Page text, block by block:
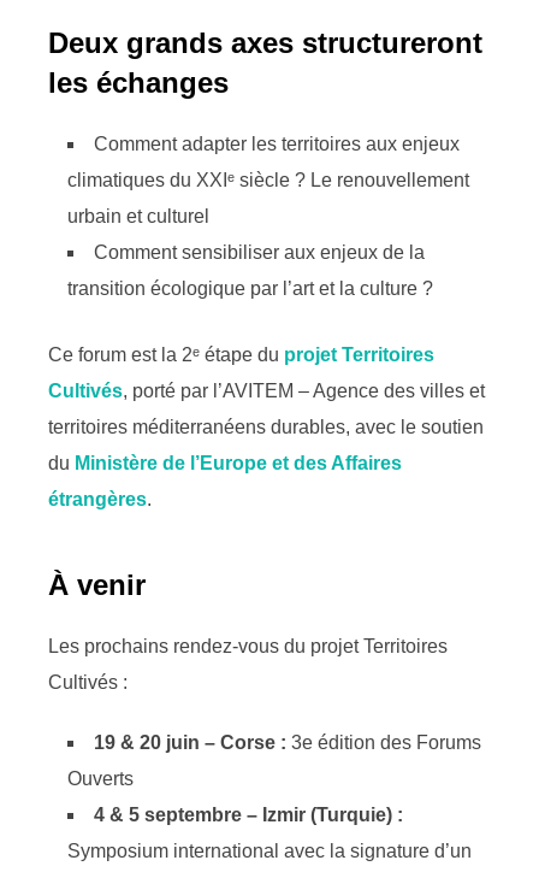
Deux grands axes structureront
les échanges
Comment adapter les territoires aux enjeux
climatiques du XXIᵉ siècle ? Le renouvellement
urbain et culturel
Comment sensibiliser aux enjeux de la
transition écologique par l’art et la culture ?
Ce forum est la 2ᵉ étape du projet Territoires
Cultivés, porté par l’AVITEM – Agence des villes et
territoires méditerranéens durables, avec le soutien
du Ministère de l’Europe et des Affaires
étrangères.
À venir
Les prochains rendez-vous du projet Territoires
Cultivés :
19 & 20 juin – Corse : 3e édition des Forums
Ouverts
4 & 5 septembre – Izmir (Turquie) :
Symposium international avec la signature d’un